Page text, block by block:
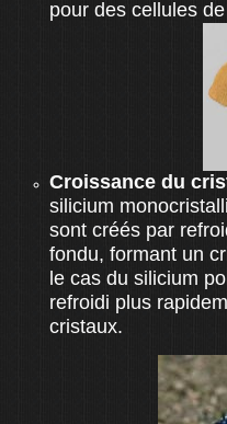
pour des cellules
Croissance du
silicium
sont créés par
fondu, formant un
le cas du silicium
refroidi plus
cristaux.